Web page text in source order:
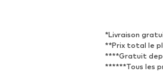
*Livraison
**Prix total le
****Gratuit
******Tous les